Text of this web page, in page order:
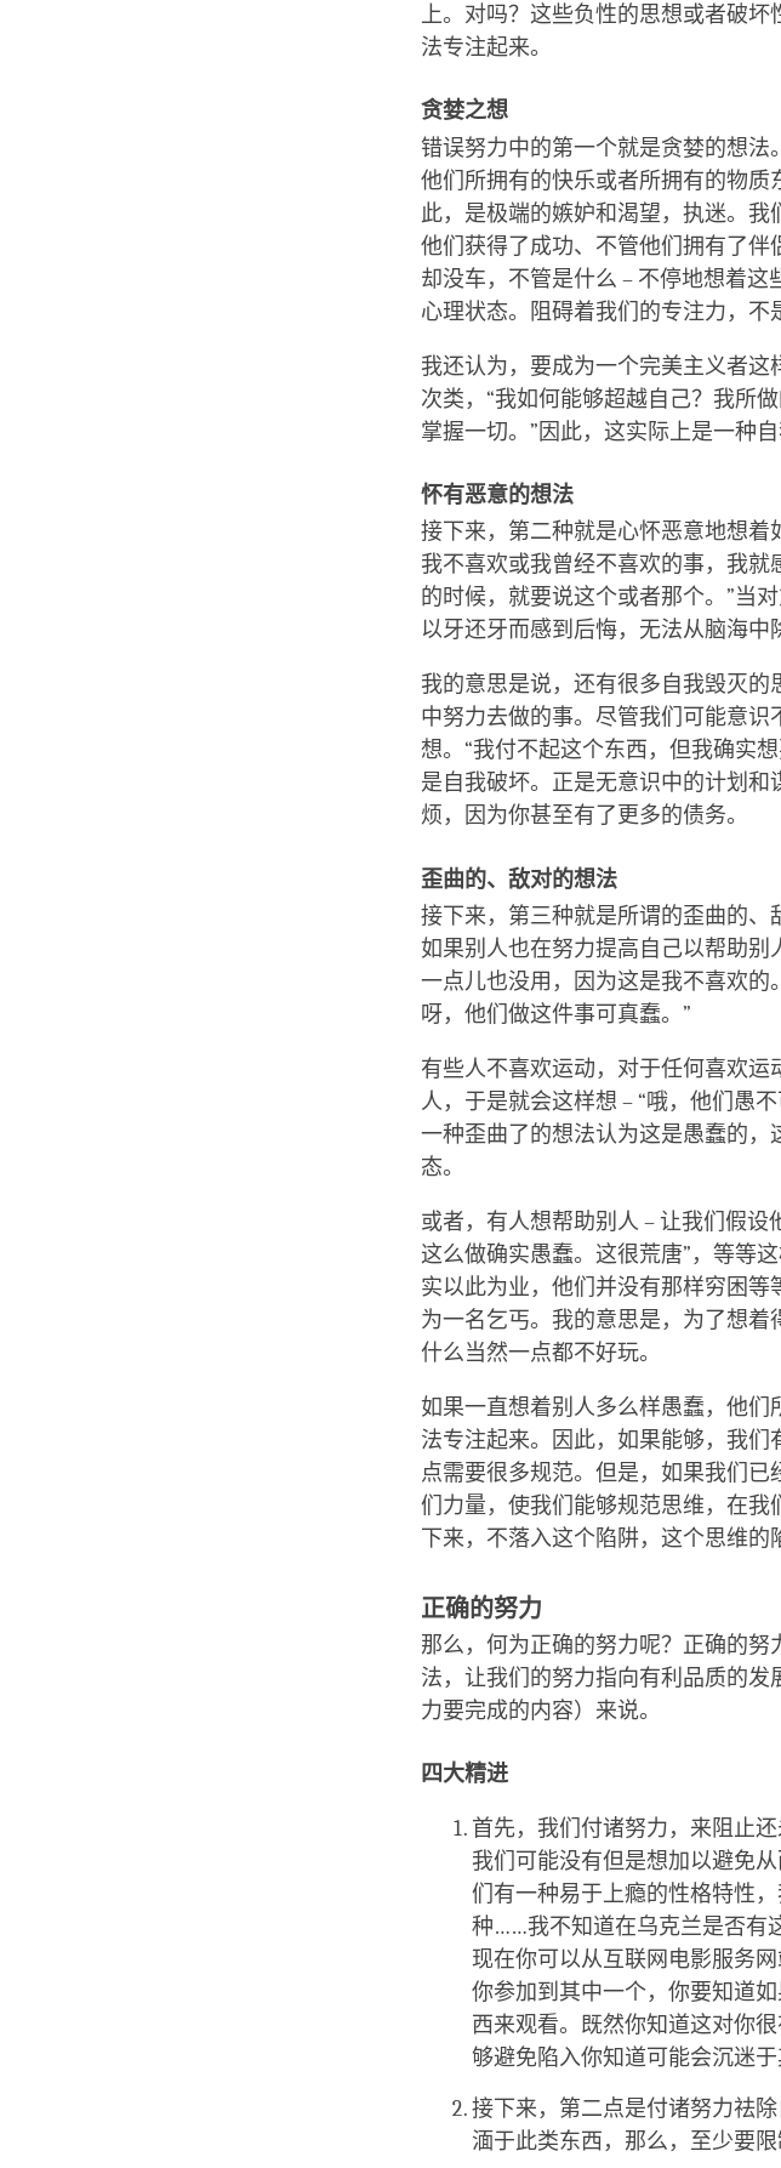
上。对吗？这些负性的思想或者破
法专注起来。
贪婪之想
错误努力中的第一个就是贪婪的想
他们所拥有的快乐或者所拥有的物质
此，是极端的嫉妒和渴望，执迷。
他们获得了成功、不管他们拥有了
却没车，不管是什么 – 不停地想着
心理状态。阻碍着我们的专注力，不
我还认为，要成为一个完美主义者
次类，“我如何能够超越自己？我所
掌握一切。”因此，这实际上是一种自
怀有恶意的想法
接下来，第二种就是心怀恶意地想着
我不喜欢或我曾经不喜欢的事，我就
的时候，就要说这个或者那个。”当
以牙还牙而感到后悔，无法从脑海中
我的意思是说，还有很多自我毁灭
中努力去做的事。尽管我们可能意
想。“我付不起这个东西，但我确实
是自我破坏。正是无意识中的计划
烦，因为你甚至有了更多的债务。
歪曲的、敌对的想法
接下来，第三种就是所谓的歪曲的、
如果别人也在努力提高自己以帮助
一点儿也没用，因为这是我不喜欢的
呀，他们做这件事可真蠢。”
有些人不喜欢运动，对于任何喜欢
人，于是就会这样想 – “哦，他们愚
一种歪曲了的想法认为这是愚蠢的
态。
或者，有人想帮助别人 – 让我们假设
这么做确实愚蠢。这很荒唐”，等等
实以此为业，他们并没有那样穷困
为一名乞丐。我的意思是，为了想
什么当然一点都不好玩。
如果一直想着别人多么样愚蠢，他
法专注起来。因此，如果能够，我
点需要很多规范。但是，如果我们
们力量，使我们能够规范思维，在
下来，不落入这个陷阱，这个思维的
正确的努力
那么，何为正确的努力呢？正确的
法，让我们的努力指向有利品质的
力要完成的内容）来说。
四大精进
首先，我们付诸努力，来阻止
我们可能没有但是想加以避免
们有一种易于上瘾的性格特性
种……我不知道在乌克兰是否有
现在你可以从互联网电影服务
你参加到其中一个，你要知道
西来观看。既然你知道这对你
够避免陷入你知道可能会沉迷于
接下来，第二点是付诸努力祛
湎于此类东西，那么，至少要限